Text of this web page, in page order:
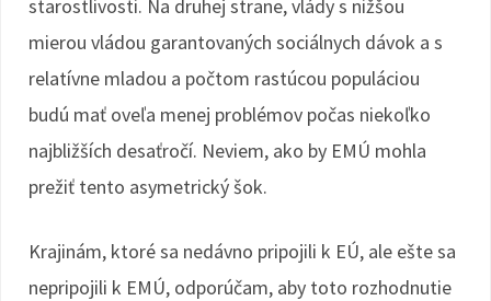
starostlivosti. Na druhej strane, vlády s nižšou
mierou vládou garantovaných sociálnych dávok a s
relatívne mladou a počtom rastúcou populáciou
budú mať oveľa menej problémov počas niekoľko
najbližších desaťročí. Neviem, ako by EMÚ mohla
prežiť tento asymetrický šok.
Krajinám, ktoré sa nedávno pripojili k EÚ, ale ešte sa
nepripojili k EMÚ, odporúčam, aby toto rozhodnutie